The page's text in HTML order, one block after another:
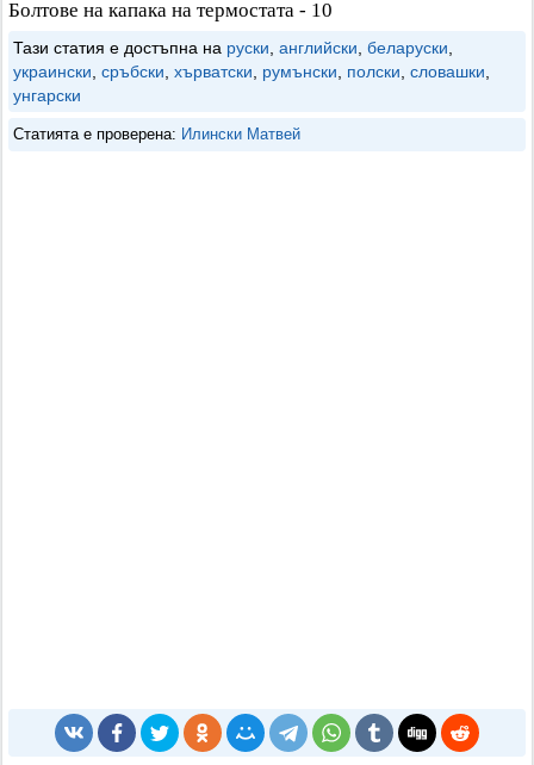
Болтове на капака на термостата - 10
Тази статия е достъпна на руски английски беларуски
украински сръбски хърватски румънски полски словашки
унгарски
Статията е проверена: Илински Матвей